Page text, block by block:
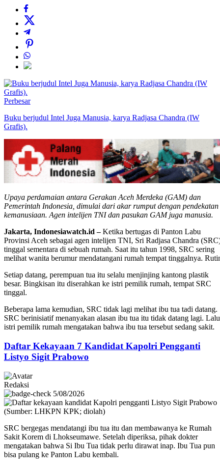
Perbesar
Buku berjudul Intel Juga Manusia, karya Radjasa Chandra (IW
Grafis).
Upaya perdamaian antara Gerakan Aceh Merdeka (GAM) dan
Pemerintah Indonesia, dimulai dari akar rumput dengan pendekatan
kemanusiaan. Agen intelijen TNI dan pasukan GAM juga manusia.
Jakarta, Indonesiawatch.id –Ketika bertugas di Panton Labu
Provinsi Aceh sebagai agen intelijen TNI, Sri Radjasa Chandra
tinggal sementara di sebuah rumah. Saat itu tahun 1998, SRC sering
melihat wanita berumur mendatangani rumah tempat tinggalnya.
Setiap datang, perempuan tua itu selalu menjinjing kantong plastik
besar. Bingkisan itu diserahkan ke istri pemilik rumah, tempat SRC
tinggal.
Beberapa lama kemudian, SRC tidak lagi melihat ibu tua tadi datang.
SRC berinisiatif menanyakan alasan ibu tua itu tidak datang lagi. Lalu
istri pemilik rumah mengatakan bahwa ibu tua tersebut sedang sakit.
Daftar Kekayaan 7 Kandidat Kapolri Pengganti
Listyo Sigit Prabowo
Redaksi
5/08/2026
SRC bergegas mendatangi ibu tua itu dan membawanya ke Rumah
Sakit Korem di Lhokseumawe. Setelah diperiksa, pihak dokter
mengatakan bahwa Si Ibu Tua tidak perlu dirawat inap. Ibu Tua pun
bisa pulang ke Panton Labu kembali.